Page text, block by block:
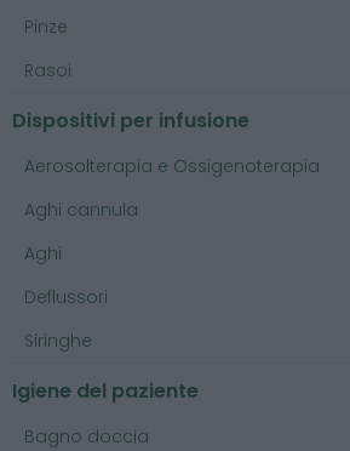
Pinze
Rasoi
Dispositivi per infusione
Aerosolterapia e Ossigenoterapia
Aghi cannula
Aghi
Deflussori
Siringhe
Igiene del paziente
Bagno doccia